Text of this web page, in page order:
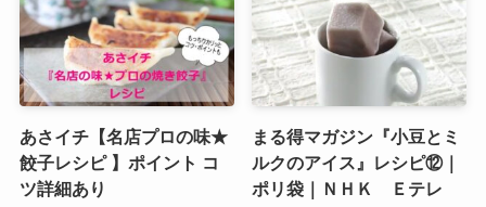
あさイチ【名店プロの味★
餃子レシピ 】ポイント コ
ツ詳細あり
まる得マガジン『小豆とミ
ルクのアイス』レシピ⑫｜
ポリ袋｜ＮＨＫ Ｅテレ